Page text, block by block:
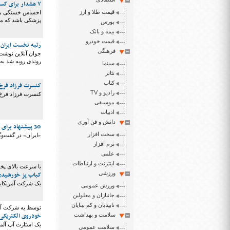
قیمت طلا و ارز
بورس
بیمه و بانک
قیمت خودرو
فرهنگی
سینما
تئاتر
کتاب
رادیو و TV
موسیقی
ادبیات
دانش و فن آوری
سخت افزار
نرم افزار
علمی
اینترنت و ارتباطات
ورزشی
ورزش عمومی
جانبازان و معلولین
نابینایان و کم بینایان
سلامت و بهداشت
سلامت عمومی
۷ هشدار برای کسانی که مدام احساس خستگی می‌کنند!
احساس خستگی
پزشکی باشد که
رتبه نخست
جوان آنلاین
روندی روبه شد
کنسرت فرزاد
کنسرت فرزاد
30 پیشنهاد برای کاهش مصرف سوخت
«ایران» در
با سرعت بالای
کباب پز
یک شرکت آمریکایی یک کباب
توسط یه شرکت
خودروی
یک استارت آپ